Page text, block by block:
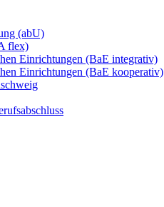
(abU)
flex)
Einrichtungen (BaE integrativ)
Einrichtungen (BaE kooperativ)